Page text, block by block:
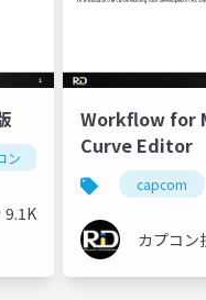
カプコンオープンカンファレンス
capcom open
ン カプコン技研
9.1K
Workflow for
Curve Editor
capcom
カプコン